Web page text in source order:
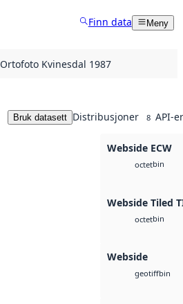
Finn data Meny
Ortofoto Kvinesdal 1987
Bruk datasett Distribusjoner 8 API-er
Webside ECW
octetbin
Webside Tiled
octetbin
Webside
geotiffbin